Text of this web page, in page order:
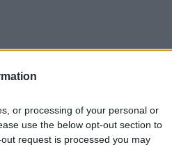
or processing of your personal or
use the below opt-out section to
request is processed you may